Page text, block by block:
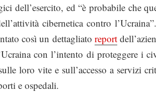
dell’esercito, ed “è probabile che
cibernetica contro
così un dettagliatoreport
con l’intento di proteggere i
loro vite e sull’accesso a servizi
e ospedali.